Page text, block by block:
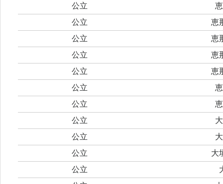
公立
公立
恵
公立
恵
公立
恵
公立
恵
公立
公立
公立
公立
公立
大
公立